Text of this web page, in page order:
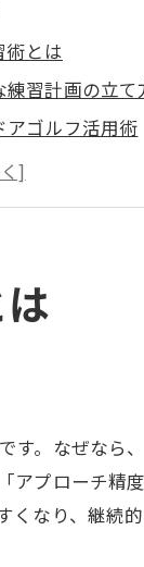
術とは
習計画の立て
アゴルフ活用術
上を目指すコツ
ルフ便利アイ
する習慣作り
環境を実現
役立つ工夫
ルフ用品の選
になるアイテ
。なぜなら
プローチ精
なり、継続